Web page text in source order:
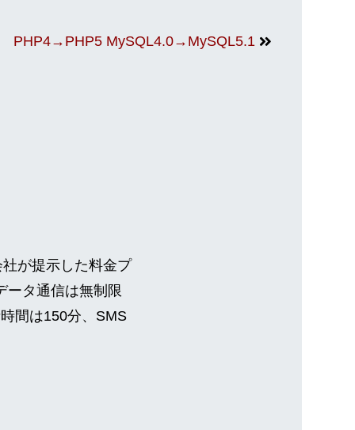
PHP4→PHP5 MySQL4.0→MySQL5.1
が提示した料金プ
ータ通信は無制限
間は150分、SMS